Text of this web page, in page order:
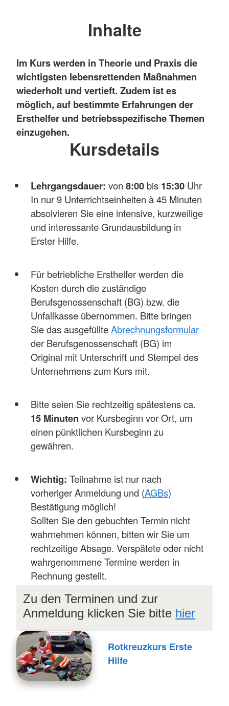
Inhalte
Im Kurs werden in Theorie und Praxis die
wichtigsten lebensrettenden Maßnahmen
wiederholt und vertieft. Zudem ist es
möglich, auf bestimmte Erfahrungen der
Ersthelfer und betriebsspezifische Themen
einzugehen.
Kursdetails
Lehrgangsdauer: von 8:00bis 15:30Uhr
In nur 9 Unterrichtseinheiten à 45 Minuten
absolvieren Sie eine intensive, kurzweilige
und interessante Grundausbildung in
Erster Hilfe.
Für betriebliche Ersthelfer werden die
Kosten durch die zuständige
Berufsgenossenschaft (BG) bzw. die
Unfallkasse übernommen. Bitte bringen
Sie das ausgefüllteAbrechnungsformular
der Berufsgenossenschaft (BG) im
Original mit Unterschrift und Stempel des
Unternehmens zum Kurs mit.
Bitte seien Sie rechtzeitig spätestens ca.
15 Minuten vor Kursbeginn vor Ort, um
einen pünktlichen Kursbeginn zu
gewähren.
Wichtig: Teilnahme ist nur nach
vorheriger Anmeldung und (AGBs)
Bestätigung möglich!
Sollten Sie den gebuchten Termin nicht
wahrnehmen können, bitten wir Sie um
rechtzeitige Absage. Verspätete oder nicht
wahrgenommene Termine werden in
Rechnung gestellt.
Zu den Terminen und zur
Anmeldung klicken Sie bitte hier
Rotkreuzkurs Erste
Hilfe